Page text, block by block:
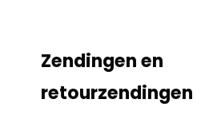
Zendingen en
retourzendingen